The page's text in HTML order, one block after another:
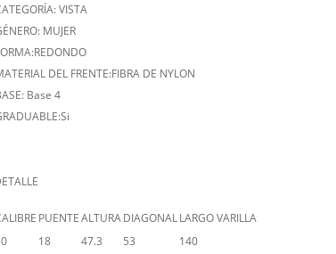
VISTA
MUJER
DEL FRENTE:FIBRA DE NYLON
Base 4
PUENTEALTURADIAGONALLARGO VARILLA
18 47.3 53 140